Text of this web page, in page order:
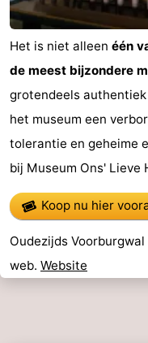
&
Steden
Rondleidingen
Sporten
-
Fietsen
-
Wandelen
Amusement
Nachtleven
Eten
en
Winkelen
Het is niet alleen één
de meest bijzondere
grotendeels
het museum een
tolerantie en geheime
bij Museum Ons' Lieve
Koop nu hier
Oudezijds
web. Website